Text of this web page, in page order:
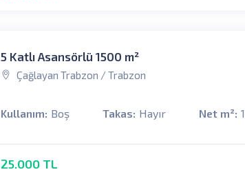
5 Katlı Asansörlü 1500 m²
Çağlayan Trabzon / Trabzon
Kullanım: Boş Takas: Hayır Net m²:
25.000 TL